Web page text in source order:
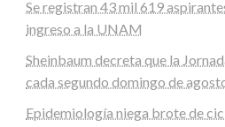
Se registran 43 mil 619
ingreso a la UNAM
Sheinbaum decreta que la
cada segundo domingo de
Epidemiología niega brote de